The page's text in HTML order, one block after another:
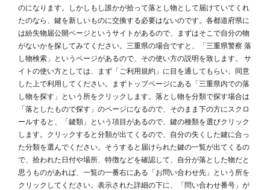
のになります。しかしもし誰かが拾って落とし物として届けていてくれ
たのなら、鍵を新しいものに交換する必要はないのです。各都道府県に
は紛失物届公開ページというサイトがあるので、まずはそこで自分の物
がないかを探してみてください。三重県の場合ですと、「三重県警察 落
し物検索」というページがあるので、その使い方の説明を致します。 サ
イトの使い方としては、まず「ご利用規約」に目を通してもらい、同意
した上で利用してください。まずトップページにある「三重県内での落
し物を探す」という所をクリックします。落とし物を分類で探す場合は
「落としたもので探す」のページになるので、そのまま下の方にスクロ
ールすると、「鍵類」という項目があるので、鍵の種類を選びクリック
します。クリックすると分類が出てくるので、自分の失くした鍵に合っ
た分類を選んでください。そうすると届けられた鍵の一覧が出てくるの
で、拾われた日付や場所、特徴などを確認して、自分が落とした物だと
思うものがあれば、一覧の一番右にある「お問い合わせ先」という所を
クリックしてください。表示された詳細の下に、「問い合わせ番号」が